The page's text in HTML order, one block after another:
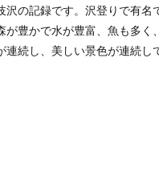
沢の記録です。沢登りで有名
が豊かで水が豊富、魚も多く
続し、美しい景色が連続し